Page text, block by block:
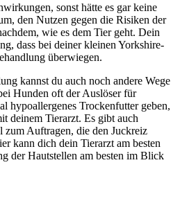
sonst hätte es gar keine
den Nutzen gegen die Risiken der
wie es dem Tier geht. Dein
dass bei deiner kleinen Yorkshire-
überwiegen.
kannst du auch noch andere Wege
Hunden oft der Auslöser für
hypoallergenes Trockenfutter geben,
deinem Tierarzt. Es gibt auch
zum Auftragen, die den Juckreiz
kann dich dein Tierarzt am besten
der Hautstellen am besten im Blick